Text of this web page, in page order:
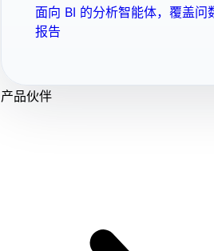
面向 BI 的分析智能体，覆盖问
报告
产品伙伴